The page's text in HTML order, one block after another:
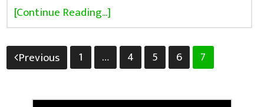
[Continue Reading...]
Posts
pagination
Previous 1 … 4 5 6 7